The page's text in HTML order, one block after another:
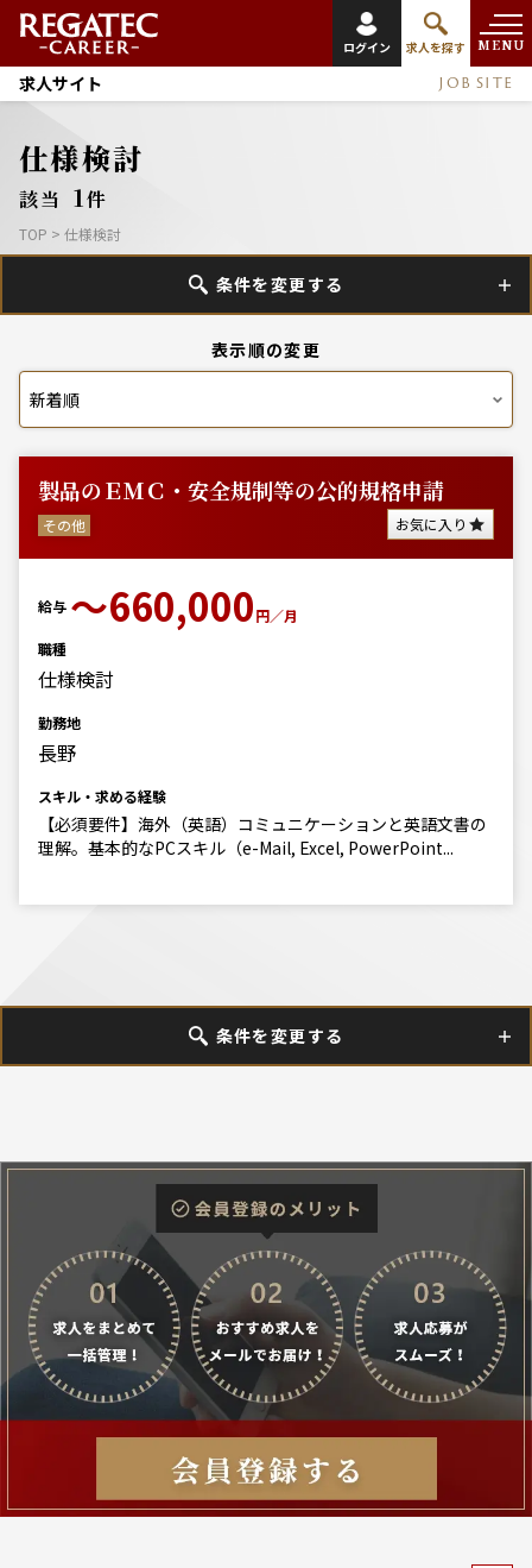
ログイン 求人を探す MENU
求人サイト JOB SITE
仕様検討
該当 1件
TOP > 仕様検討
条件を変更する
表示順の変更
製品のＥＭＣ・安全規制等の公的規格申請
その他 お気に入り
給与 〜660,000円／月
職種
仕様検討
勤務地
長野
スキル・求める経験
【必須要件】海外（英語）コミュニケーションと英語文書の
理解。基本的なPCスキル（e-Mail, Excel, PowerPoint...
条件を変更する